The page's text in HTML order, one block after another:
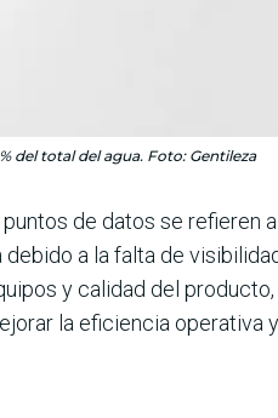
del total del agua. Foto: Gentileza
de datos se refieren
a la falta de
y calidad del
la eficiencia operativa